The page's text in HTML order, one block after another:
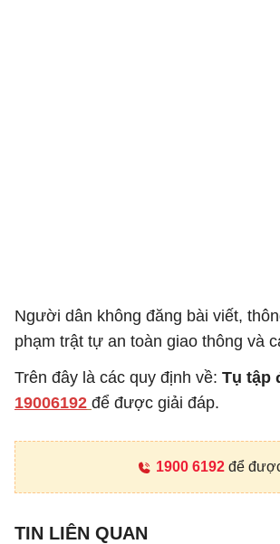
Người dân không đăng bài viết,
phạm trật tự an toàn giao thông và
Trên đây là các quy định về: Tụ tập
19006192 để được giải đáp.
1900 6192để
TIN LIÊN QUAN